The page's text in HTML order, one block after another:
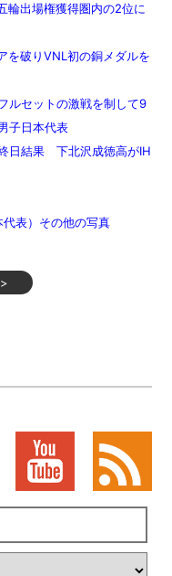
輪出場権獲得圏内の2位に
破りVNL初の銅メダルを
セットの激戦を制して9
子日本代表
日結果 下北沢成徳高がIH
代表）その他の写真